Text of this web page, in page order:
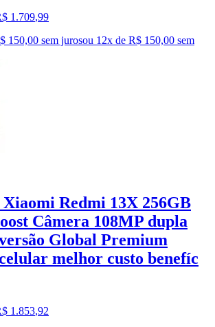
1.709,99
150,00 sem jurosou 12x de R$ 150,00 sem
Redmi 13X 256GB
Câmera 108MP dupla
Global Premium
melhor custo benefíc
1.853,92